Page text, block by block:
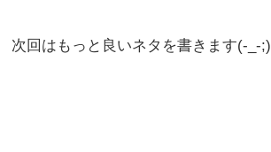
次回はもっと良いネタを書きます(-_-;)